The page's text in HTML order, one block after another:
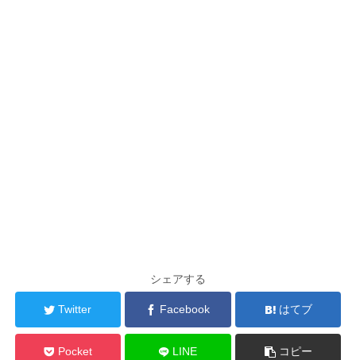
シェアする
Twitter Facebook はてブ
Pocket LINE コピー